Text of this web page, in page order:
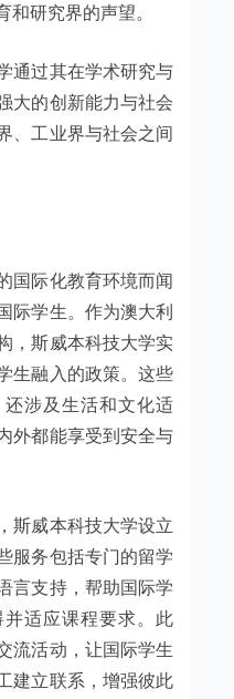
研究界的声望。
通过其在学术研究与
大的创新能力与社会
、工业界与社会之间
国际化教育环境而闻
际学生。作为澳大利
，斯威本科技大学实
生融入的政策。这些
涉及生活和文化适
外都能享受到安全与
斯威本科技大学设立
服务包括专门的留学
言支持，帮助国际学
适应课程要求。此
流活动，让国际学生
建立联系，增强彼此